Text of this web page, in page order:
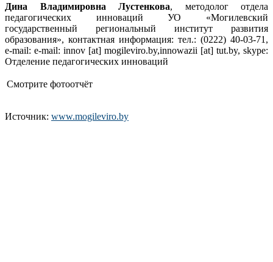
Дина Владимировна Лустенкова, методолог отдела
педагогических инноваций УО «Могилевский
государственный региональный институт развития
образования», контактная информация: тел.: (0222) 40-03-71,
e-mail: e-mail: innov [at] mogileviro.by,innowazii [at] tut.by, skype:
Отделение педагогических инноваций
Смотрите фотоотчёт
Источник: www.mogileviro.by